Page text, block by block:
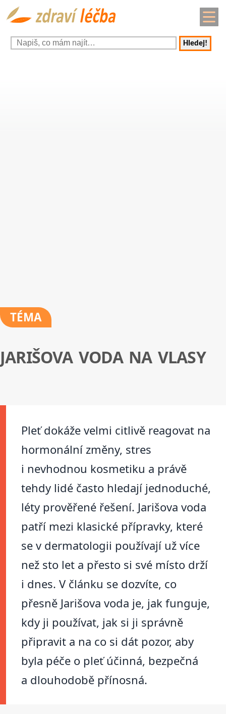
Hledej!
TÉMA
JARIŠOVA VODA NA VLASY
Pleť dokáže velmi citlivě reagovat na
hormonální změny, stres
i nevhodnou kosmetiku a právě
tehdy lidé často hledají jednoduché,
léty prověřené řešení. Jarišova voda
patří mezi klasické přípravky, které
se v dermatologii používají už více
než sto let a přesto si své místo drží
i dnes. V článku se dozvíte, co
přesně Jarišova voda je, jak funguje,
kdy ji používat, jak si ji správně
připravit a na co si dát pozor, aby
byla péče o pleť účinná, bezpečná
a dlouhodobě přínosná.